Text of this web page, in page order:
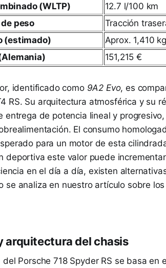
(WLTP)
12.7 l/100 km
peso
Tracción
(estimado)
Aprox. 1,410 kg
151,215 €
identificado como 9A2 Evo, es
RS. Su arquitectura atmosférica y su
entrega de potencia lineal y
El consumo
para un motor de esta
deportiva este valor puede
en el día a día, existen
se analiza en nuestro artículo sobre los
arquitectura del chasis
Porsche 718 Spyder RS se basa en